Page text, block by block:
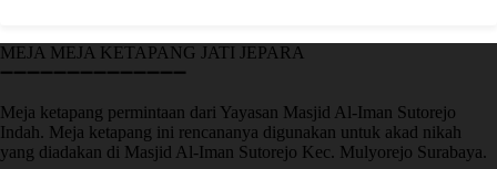
MEJA MEJA KETAPANG JATI JEPARA
➖➖➖➖➖➖➖➖➖➖➖➖➖➖
Meja ketapang permintaan dari Yayasan Masjid Al-Iman Sutorejo
Indah. Meja ketapang ini rencananya digunakan untuk akad nikah
yang diadakan di Masjid Al-Iman Sutorejo Kec. Mulyorejo Surabaya.